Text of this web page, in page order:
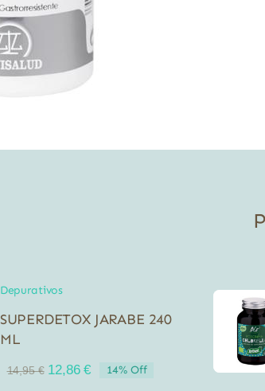
Depurativos
SUPERDETOX JARABE 240
ML
14,95€ El
12,86€El
14% Off